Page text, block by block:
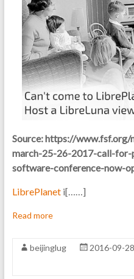
Source: https://
march-25-26-2017-call-
software-conference-now-
LibrePlaneti[……]
Read more
beijinglug 2016-09-28